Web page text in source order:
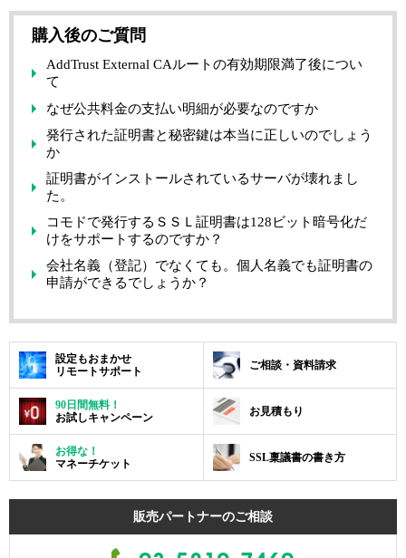
購入後のご質問
AddTrust External CAルートの有効期限満了後につい
て
なぜ公共料金の支払い明細が必要なのですか
発行された証明書と秘密鍵は本当に正しいのでしょう
か
証明書がインストールされているサーバが壊れまし
た。
コモドで発行するＳＳＬ証明書は128ビット暗号化だ
けをサポートするのですか？
会社名義（登記）でなくても。個人名義でも証明書の
申請ができるでしょうか？
設定もおまかせ
リモートサポート
ご相談・資料請求
90日間無料！
お試しキャンペーン
お見積もり
お得な！
マネーチケット
SSL稟議書の書き方
販売パートナーのご相談